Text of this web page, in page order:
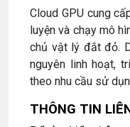
Cloud GPU cung
luyện và chạy mô
chủ vật lý đắt đỏ.
nguyên linh hoạt,
theo nhu cầu sử
THÔNG TIN